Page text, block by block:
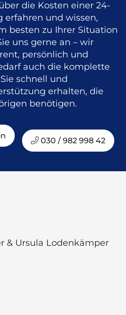
die Kosten einer 24-
erfahren und wissen,
besten zu Ihrer Situation
uns gerne an – wir
persönlich und
auch die komplette
schnell und
erhalten, die
benötigen.
030 / 982 998 42
& Ursula Lodenkämper